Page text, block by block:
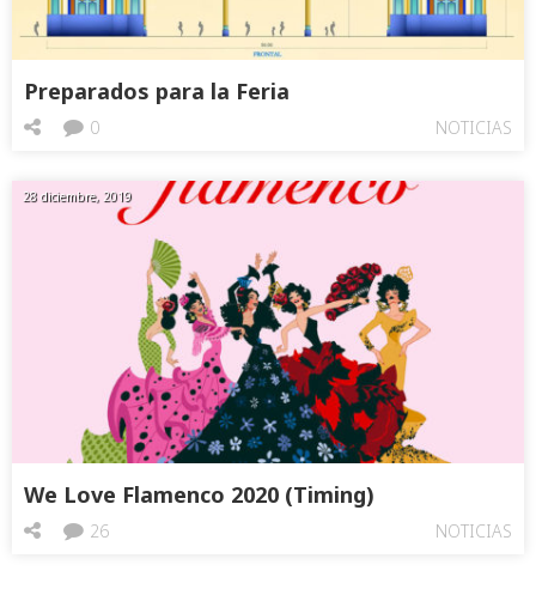
Preparados para la Feria
NOTICIAS
0
28 diciembre, 2019
We Love Flamenco 2020 (Timing)
NOTICIAS
26